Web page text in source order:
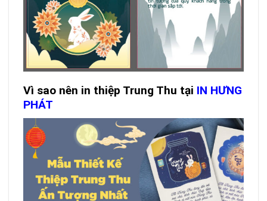
Vì sao nên in thiệp Trung Thu tại IN HƯNG
PHÁT